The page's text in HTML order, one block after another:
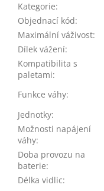
Kategorie:
Objednací kód:
Maximální váživost:
Dílek vážení:
Kompatibilita s
paletami:
Funkce váhy:
Jednotky:
Možnosti napájení
váhy:
Doba provozu na
baterie:
Délka vidlic: